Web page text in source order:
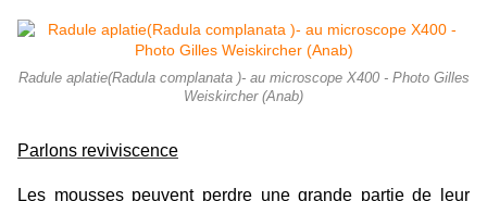
Radule aplatie(Radula complanata )- au microscope X400 - Photo Gilles
Weiskircher (Anab)
Parlons reviviscence
Les mousses peuvent perdre une grande partie de leur